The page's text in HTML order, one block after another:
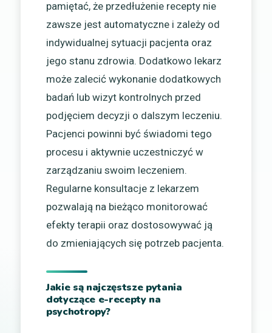
pamiętać, że przedłużenie recepty nie
zawsze jest automatyczne i zależy od
indywidualnej sytuacji pacjenta oraz
jego stanu zdrowia. Dodatkowo lekarz
może zalecić wykonanie dodatkowych
badań lub wizyt kontrolnych przed
podjęciem decyzji o dalszym leczeniu.
Pacjenci powinni być świadomi tego
procesu i aktywnie uczestniczyć w
zarządzaniu swoim leczeniem.
Regularne konsultacje z lekarzem
pozwalają na bieżąco monitorować
efekty terapii oraz dostosowywać ją
do zmieniających się potrzeb pacjenta.
Jakie są najczęstsze pytania
dotyczące e-recepty na
psychotropy?